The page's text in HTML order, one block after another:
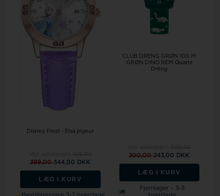
Disney Frost - Elsa pigeur
399,00344,00 DKK
LÆG I KURV
CLUB DRENG GRØN 100 M
GRØN DINO REM Quartz
Dreng
300,00243,00 DKK
LÆG I KURV
Fjernlager - 3-5